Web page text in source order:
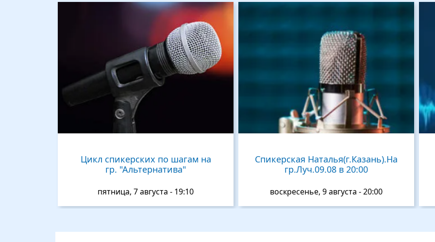
Цикл спикерских по шагам на
гр. "Альтернатива"
пятница, 7 августа - 19:10
Изображение
Спикерская Наталья(г.Казань).На
гр.Луч.09.08 в 20:00
воскресенье, 9 августа - 20:00